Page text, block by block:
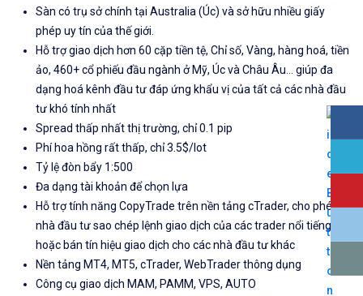
Sàn có trụ sở chính tại Australia (Úc) và sở hữu nhiều giấy
phép uy tín của thế giới.
Hỗ trợ giao dịch hơn 60 cặp tiền tệ, Chỉ số, Vàng, hàng hoá, tiền
ảo, 460+ cổ phiếu đầu ngành ở Mỹ, Úc và Châu Âu... giúp đa
dạng hoá kênh đầu tư đáp ứng khẩu vị của tất cả các nhà đầu
tư khó tính nhất
Spread thấp nhất thị trường, chỉ 0.1 pip
Phí hoa hồng rất thấp, chỉ 3.5$/lot
Tỷ lệ đòn bẩy 1:500
Đa dạng tài khoản để chọn lựa
Hỗ trợ tính năng CopyTrade trên nền tảng cTrader, cho phép
nhà đầu tư sao chép lệnh giao dịch của các trader nổi tiếng
hoặc bán tín hiệu giao dịch cho các nhà đầu tư khác
Nền tảng MT4, MT5, cTrader, WebTrader thông dụng
Công cụ giao dịch MAM, PAMM, VPS, AUTO